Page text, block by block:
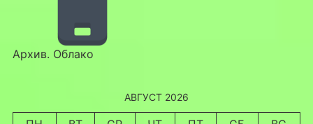
Архив. Облако
АВГУСТ 2026